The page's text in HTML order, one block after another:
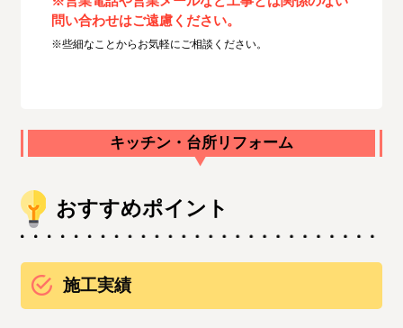
問い合わせはご遠慮ください。
※些細なことからお気軽にご相談ください。
キッチン・台所リフォーム
おすすめポイント
施工実績